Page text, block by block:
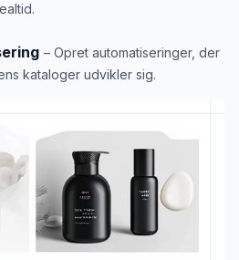
– Opret automatiseringer, der
kataloger udvikler sig.